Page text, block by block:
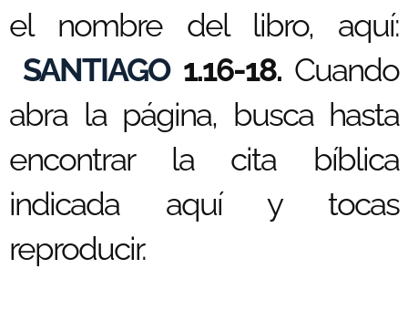
el nombre del libro, aquí:
SANTIAGO1.16-18. Cuando
abra la página, busca hasta
encontrar la cita bíblica
indicada aquí y tocas
reproducir.